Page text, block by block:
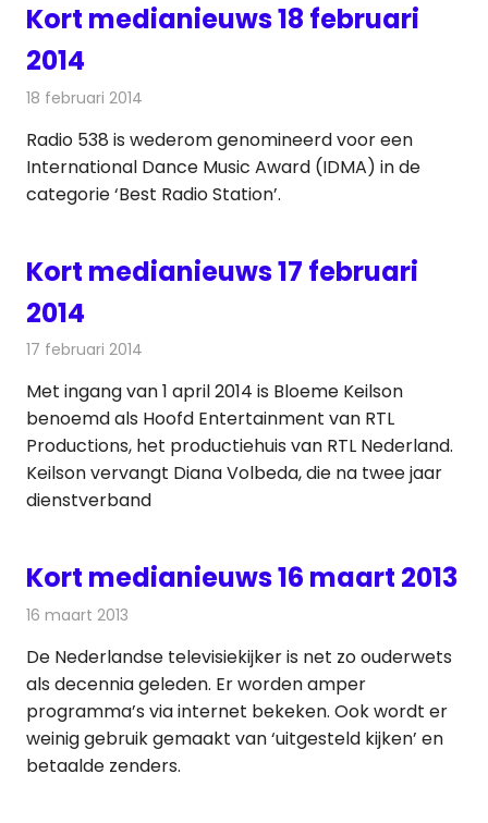
Kort medianieuws 18 februari
2014
18 februari 2014
Radio 538 is wederom genomineerd voor een
International Dance Music Award (IDMA) in de
categorie ‘Best Radio Station’.
Kort medianieuws 17 februari
2014
17 februari 2014
Met ingang van 1 april 2014 is Bloeme Keilson
benoemd als Hoofd Entertainment van RTL
Productions, het productiehuis van RTL Nederland.
Keilson vervangt Diana Volbeda, die na twee jaar
dienstverband
Kort medianieuws 16 maart 2013
16 maart 2013
De Nederlandse televisiekijker is net zo ouderwets
als decennia geleden. Er worden amper
programma’s via internet bekeken. Ook wordt er
weinig gebruik gemaakt van ‘uitgesteld kijken’ en
betaalde zenders.